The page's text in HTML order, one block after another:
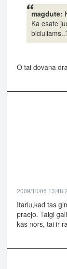
magdute:
Ka esate
O tai dovana
2009/10/06
Itariu,kad tas
praejo. Taigi
kas nors, tai ir